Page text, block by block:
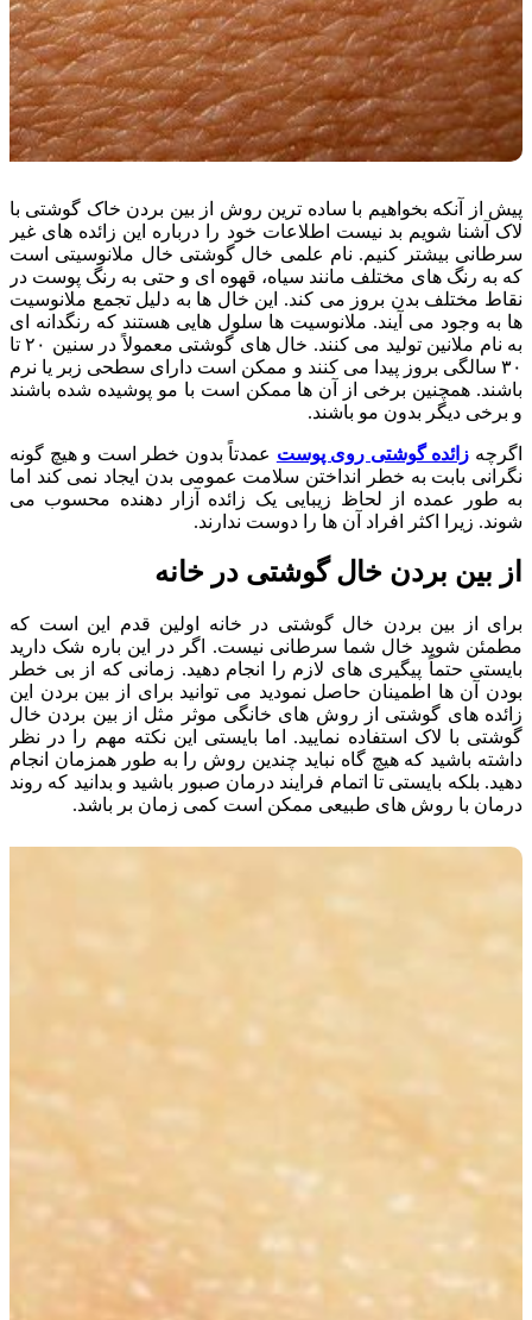
پیش از آنکه بخواهیم با ساده ترین روش از بین بردن خاک گوشتی با
لاک آشنا شویم بد نیست اطلاعات خود را درباره این زائده های غیر
سرطانی بیشتر کنیم. نام علمی خال گوشتی خال ملانوسیتی است
که به رنگ های مختلف مانند سیاه، قهوه ای و حتی به رنگ پوست در
نقاط مختلف بدن بروز می کند. این خال ها به دلیل تجمع ملانوسیت
ها به وجود می آیند. ملانوسیت ها سلول هایی هستند که رنگدانه ای
به نام ملانین تولید می کنند. خال های گوشتی معمولاً در سنین ۲۰ تا
۳۰ سالگی بروز پیدا می کنند و ممکن است دارای سطحی زبر یا نرم
باشند. همچنین برخی از آن ها ممکن است با مو پوشیده شده باشند
و برخی دیگر بدون مو باشند.
اگرچه زائده گوشتی روی پوست عمدتاً بدون خطر است و هیچ گونه
نگرانی بابت به خطر انداختن سلامت عمومی بدن ایجاد نمی کند اما
به طور عمده از لحاظ زیبایی یک زائده آزار دهنده محسوب می
شوند. زیرا اکثر افراد آن ها را دوست ندارند.
از بین بردن خال گوشتی در خانه
برای از بین بردن خال گوشتی در خانه اولین قدم این است که
مطمئن شوید خال شما سرطانی نیست. اگر در این باره شک دارید
بایستی حتماً پیگیری های لازم را انجام دهید. زمانی که از بی خطر
بودن آن ها اطمینان حاصل نمودید می توانید برای از بین بردن این
زائده های گوشتی از روش های خانگی موثر مثل از بین بردن خال
گوشتی با لاک استفاده نمایید. اما بایستی این نکته مهم را در نظر
داشته باشید که هیچ گاه نباید چندین روش را به طور همزمان انجام
دهید. بلکه بایستی تا اتمام فرایند درمان صبور باشید و بدانید که روند
درمان با روش های طبیعی ممکن است کمی زمان بر باشد.